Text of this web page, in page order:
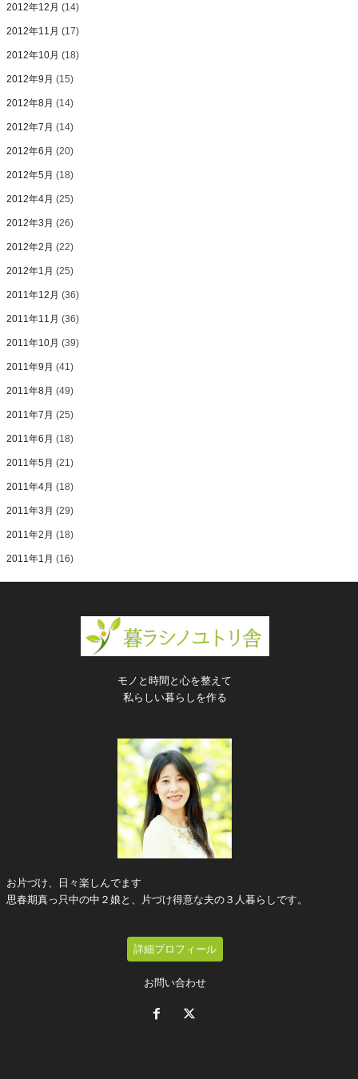
2012年12月 (14)
2012年11月 (17)
2012年10月 (18)
2012年9月 (15)
2012年8月 (14)
2012年7月 (14)
2012年6月 (20)
2012年5月 (18)
2012年4月 (25)
2012年3月 (26)
2012年2月 (22)
2012年1月 (25)
2011年12月 (36)
2011年11月 (36)
2011年10月 (39)
2011年9月 (41)
2011年8月 (49)
2011年7月 (25)
2011年6月 (18)
2011年5月 (21)
2011年4月 (18)
2011年3月 (29)
2011年2月 (18)
2011年1月 (16)
モノと時間と心を整えて
私らしい暮らしを作る
お片づけ、日々楽しんでます
思春期真っ只中の中２娘と、片づけ得意な夫の３人暮らしです。
詳細プロフィール
お問い合わせ